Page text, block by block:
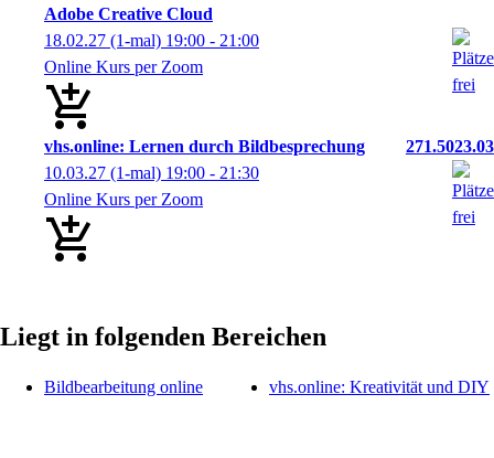
Adobe Creative Cloud
18.02.27 (1-mal) 19:00 - 21:00
Online Kurs per Zoom
vhs.online: Lernen durch Bildbesprechung
271.5023.03
10.03.27 (1-mal) 19:00 - 21:30
Online Kurs per Zoom
Liegt in folgenden Bereichen
Bildbearbeitung online vhs.online: Kreativität und DIY